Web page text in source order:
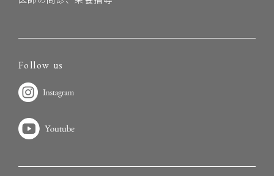
Follow us